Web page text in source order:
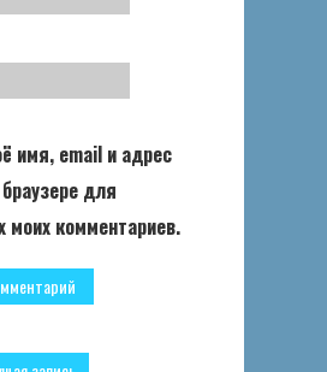
имя, email и адрес
для
моих комментариев.